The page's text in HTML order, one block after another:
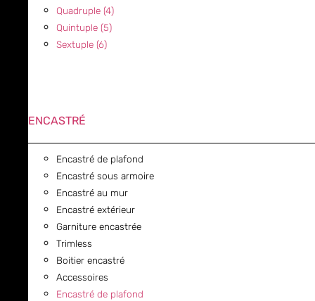
Quadruple (4)
Quintuple (5)
Sextuple (6)
ENCASTRÉ
Encastré de plafond
Encastré sous armoire
Encastré au mur
Encastré extérieur
Garniture encastrée
Trimless
Boitier encastré
Accessoires
Encastré de plafond